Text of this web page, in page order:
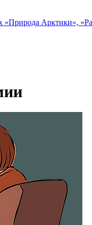
«Природа Арктики»,